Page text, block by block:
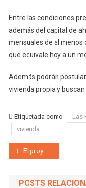
Entre las condiciones
además del capital de
mensuales de al menos
que equivale hoy a un
Además podrán
vivienda propia y
Etiquetada como Las
vivienda
El proyecto que autoriza la receta médica digital recibió media sanción en Diputados
POSTS